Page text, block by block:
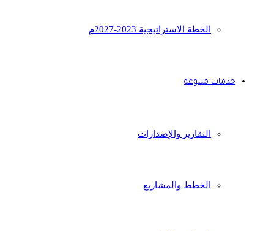
الخطة الاستراتيجية 2023-2027م
خدمات متنوعة
التقارير والإصدارات
الخطط والمشاريع